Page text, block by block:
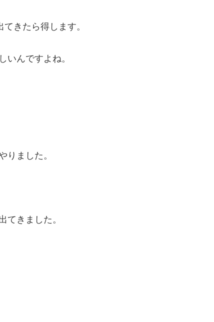
きたら得します。
いんですよね。
りました。
てきました。